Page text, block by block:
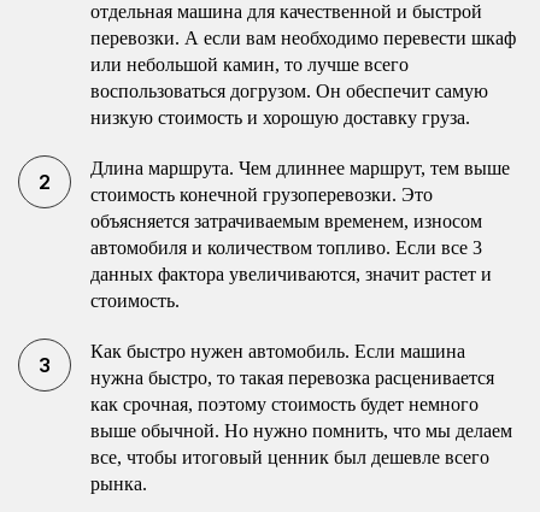
отдельная машина для качественной и быстрой
перевозки. А если вам необходимо перевести шкаф
или небольшой камин, то лучше всего
воспользоваться догрузом. Он обеспечит самую
низкую стоимость и хорошую доставку груза.
Длина маршрута. Чем длиннее маршрут, тем выше
стоимость конечной грузоперевозки. Это
объясняется затрачиваемым временем, износом
автомобиля и количеством топливо. Если все 3
данных фактора увеличиваются, значит растет и
стоимость.
Как быстро нужен автомобиль. Если машина
нужна быстро, то такая перевозка расценивается
как срочная, поэтому стоимость будет немного
выше обычной. Но нужно помнить, что мы делаем
все, чтобы итоговый ценник был дешевле всего
рынка.